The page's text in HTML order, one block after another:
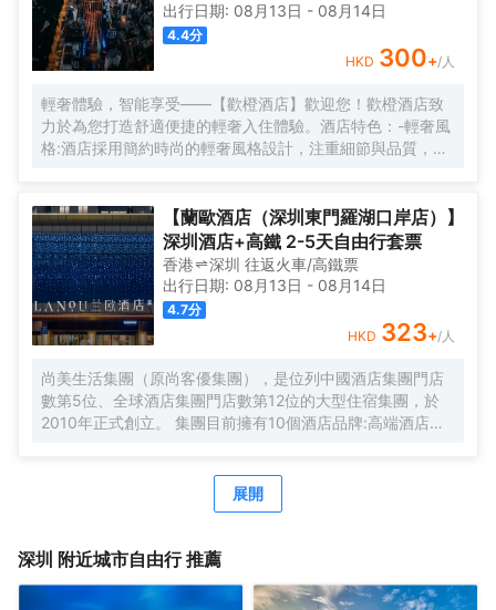
出行日期: 08月13日 - 08月14日
4.4分
HKD 300+/人
輕奢體驗，智能享受——【歡橙酒店】歡迎您！歡橙酒店致
力於為您打造舒適便捷的輕奢入住體驗。酒店特色：-輕奢風
格:酒店採用簡約時尚的輕奢風格設計，注重細節與品質，為
技帶來的便捷。-舒適享受:24小時熱水即開即熱，無需等
待，為您洗去一身疲憊。-影音娛樂:部分房間配備高清投影
儀，打造私人影院，享受震撼視聽盛宴。-貼心服務:酒店設有
洗衣房，並提供烘乾服務，解決您的洗衣煩惱，讓旅途更加
輕鬆自在。歡橙酒店是您商務出行、休閒度假的理想之選。
期待您的光臨！温馨提示，圖片僅供參考，無法涵蓋所有房
型，詳細的實物照片請諮詢酒店。
【蘭歐酒店（深圳東門羅湖口岸店）】
深圳酒店+高鐵 2-5天自由行套票
香港 深圳 往返火車/高鐵票
出行日期: 08月13日 - 08月14日
4.7分
HKD 323+/人
尚美生活集團（原尚客優集團），是位列中國酒店集團門店
數第5位、全球酒店集團門店數第12位的大型住宿集團，於
2010年正式創立。 集團目前擁有10個酒店品牌:高端酒店品
牌花美時、公寓品牌LIPPO公社。尚美生活旗下酒店超過
3500家（含在營店和籌建店），現已覆蓋全國31個省293座
團，尚美生活憑藉創新的商業模式、強大的品牌優勢和專業
創、共享大住宿共同體。未來，集團將不斷探索住宿業與互
展開
深圳 附近城市自由行 推薦